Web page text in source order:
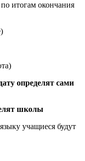
итогам окончания
определят сами
школы
учащиеся будут